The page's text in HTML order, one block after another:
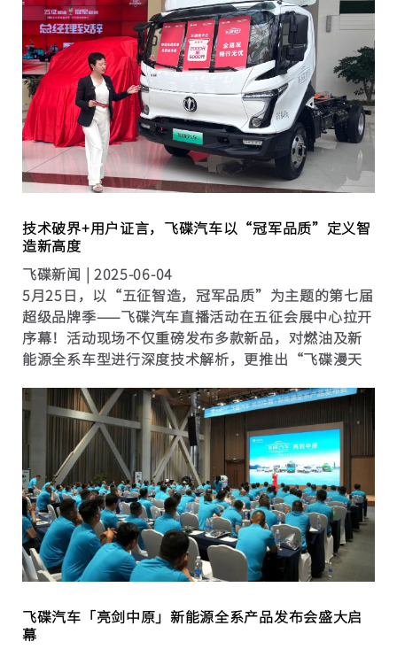
司总部位于浙江杭州，设有山东日照整车及核心零...
技术破界+用户证言，飞碟汽车以“冠军品质”定义智
造新高度
飞碟新闻 | 2025-06-04
5月25日，以“五征智造，冠军品质”为主题的第七届
超级品牌季——飞碟汽车直播活动在五征会展中心拉开
序幕！活动现场不仅重磅发布多款新品，对燃油及新
能源全系车型进行深度技术解析，更推出“飞碟漫天
元抵500元、100元抵100...
飞碟汽车「亮剑中原」新能源全系产品发布会盛大启
幕